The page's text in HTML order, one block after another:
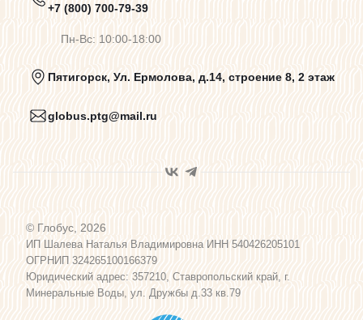
Предупреждения о цветопередаче
Политика конфиденциальности
Пользовательское соглашение
Программа лояльности
Карта сайта
+7 (800) 700-79-39
Пн-Вс: 10:00-18:00
Пятигорск, Ул. Ермолова, д.14, строение 8, 2 этаж
globus.ptg@mail.ru
© Глобус, 2026
ИП Шалева Наталья Владимировна ИНН 540426205101
ОГРНИП 324265100166379
Юридический адрес: 357210, Ставропольский край, г.
Минеральные Воды, ул. Дружбы д.33 кв.79